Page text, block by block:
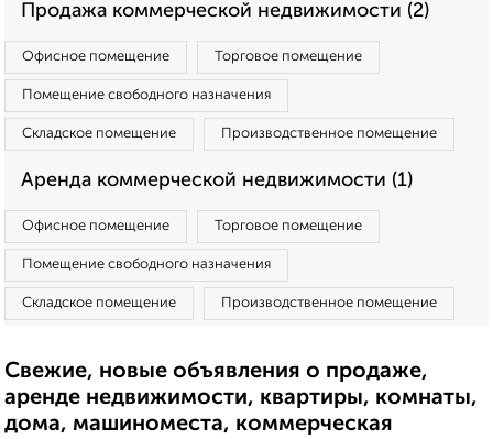
Продажа коммерческой недвижимости (2)
Офисное помещение Торговое помещение
Помещение свободного назначения
Складское помещение Производственное помещение
Аренда коммерческой недвижимости (1)
Офисное помещение Торговое помещение
Помещение свободного назначения
Складское помещение Производственное помещение
Свежие, новые объявления о продаже,
аренде недвижимости, квартиры, комнаты,
дома, машиноместа, коммерческая